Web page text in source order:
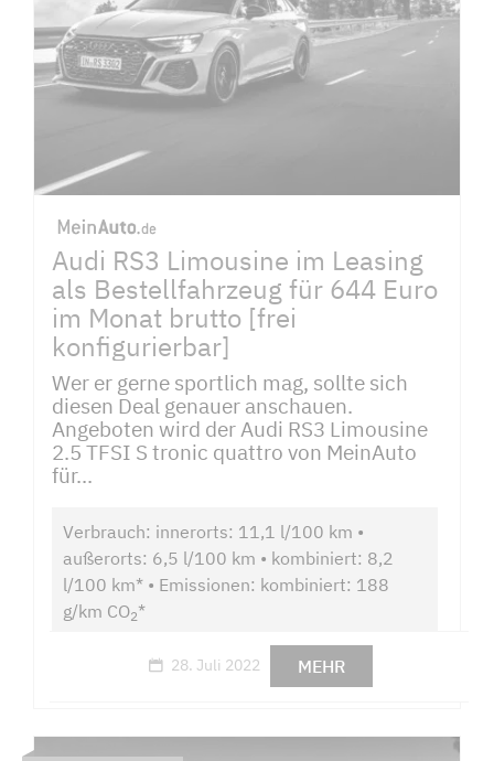
Audi RS3 Limousine im Leasing
als Bestellfahrzeug für 644 Euro
im Monat brutto [frei
konfigurierbar]
Wer er gerne sportlich mag, sollte sich
diesen Deal genauer anschauen.
Angeboten wird der Audi RS3 Limousine
2.5 TFSI S tronic quattro von MeinAuto
für...
Verbrauch: innerorts: 11,1 l/100 km •
außerorts: 6,5 l/100 km • kombiniert: 8,2
l/100 km* • Emissionen: kombiniert: 188
g/km CO2*
28. Juli 2022 MEHR